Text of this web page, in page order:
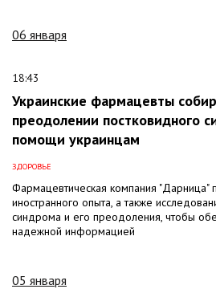
06 января
18:43
Украинские фармацевты
преодолении постковидного
помощи украинцам
ЗДОРОВЬЕ
Фармацевтическая компания "Дарница"
иностранного опыта, а также
синдрома и его преодоления, чтобы
надежной информацией
05 января